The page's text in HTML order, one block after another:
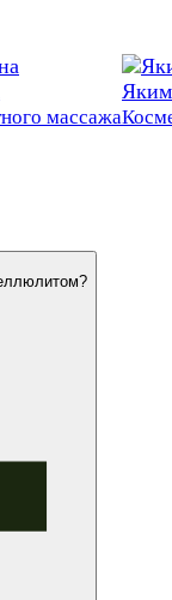
массажа